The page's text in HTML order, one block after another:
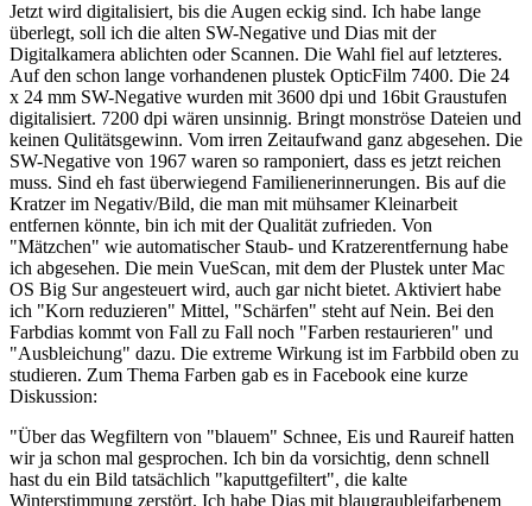
Jetzt wird digitalisiert, bis die Augen eckig sind. Ich habe lange
überlegt, soll ich die alten SW-Negative und Dias mit der
Digitalkamera ablichten oder Scannen. Die Wahl fiel auf letzteres.
Auf den schon lange vorhandenen plustek OpticFilm 7400. Die 24
x 24 mm SW-Negative wurden mit 3600 dpi und 16bit Graustufen
digitalisiert. 7200 dpi wären unsinnig. Bringt monströse Dateien und
keinen Qulitätsgewinn. Vom irren Zeitaufwand ganz abgesehen. Die
SW-Negative von 1967 waren so ramponiert, dass es jetzt reichen
muss. Sind eh fast überwiegend Familienerinnerungen. Bis auf die
Kratzer im Negativ/Bild, die man mit mühsamer Kleinarbeit
entfernen könnte, bin ich mit der Qualität zufrieden. Von
"Mätzchen" wie automatischer Staub- und Kratzerentfernung habe
ich abgesehen. Die mein VueScan, mit dem der Plustek unter Mac
OS Big Sur angesteuert wird, auch gar nicht bietet. Aktiviert habe
ich "Korn reduzieren" Mittel, "Schärfen" steht auf Nein. Bei den
Farbdias kommt von Fall zu Fall noch "Farben restaurieren" und
"Ausbleichung" dazu. Die extreme Wirkung ist im Farbbild oben zu
studieren. Zum Thema Farben gab es in Facebook eine kurze
Diskussion:
"Über das Wegfiltern von "blauem" Schnee, Eis und Raureif hatten
wir ja schon mal gesprochen. Ich bin da vorsichtig, denn schnell
hast du ein Bild tatsächlich "kaputtgefiltert", die kalte
Winterstimmung zerstört. Ich habe Dias mit blaugraubleifarbenem